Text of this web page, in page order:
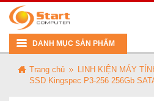
DANH MỤC SẢN PHẨM
Trang chủ LINH KIỆN MÁY
SSD Kingspec P3-256 256Gb